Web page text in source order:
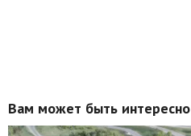
Вам может быть интересно